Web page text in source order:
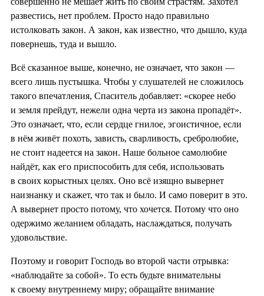
развестись, нет проблем. Просто надо правильно
истолковать закон. А закон, как известно, что дышло, куда
повернешь, туда и вышло.
Всё сказанное выше, конечно, не означает, что закон —
всего лишь пустышка. Чтобы у слушателей не сложилось
такого впечатления, Спаситель добавляет: «скорее небо
и земля прейдут, нежели одна черта из закона пропадёт».
Это означает, что, если сердце гнилое, эгоистичное, если
в нём живёт похоть, зависть, сварливость, сребролюбие,
не стоит надеется на закон. Наше больное самолюбие
найдёт, как его приспособить для себя, использовать
в своих корыстных целях. Оно всё изящно вывернет
наизнанку и скажет, что так и было. И само поверит в это.
А вывернет просто потому, что хочется. Потому что оно
одержимо желанием обладать, наслаждаться, получать
удовольствие.
Поэтому и говорит Господь во второй части отрывка:
«наблюдайте за собой». То есть будьте внимательны
к своему внутреннему миру; обращайте внимание